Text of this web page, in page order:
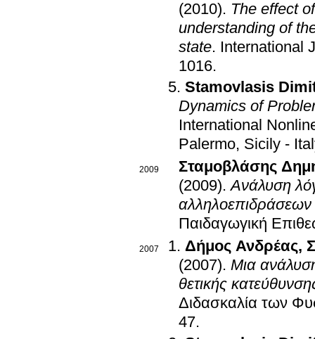
(2010). The effect
understanding of
state. International
1016.
Stamovlasis
Dynamics of
International
Palermo, Sicily
2009
Σταμοβλάσης
(2009).Ανάλυση
αλληλοεπιδράσεων
Παιδαγωγική
2007 Δήμος Ανδρέας,
(2007). Μια
θετικής
Διδασκαλία των
47.